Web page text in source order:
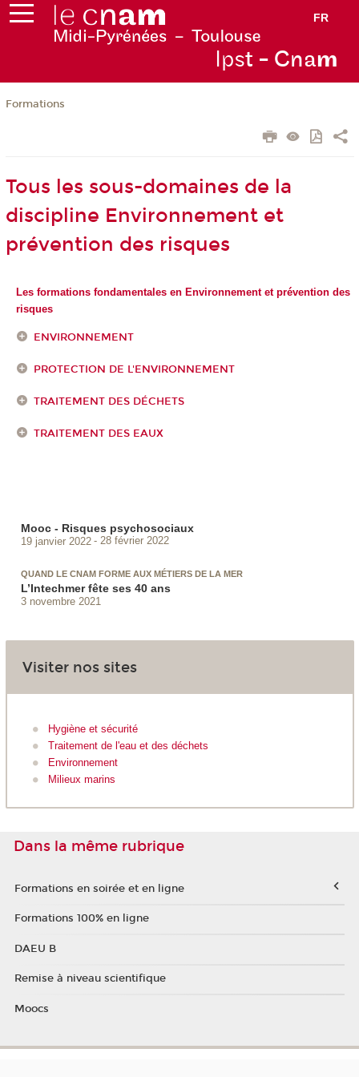
FR
Ipst - Cnam
Formations
Tous les sous-domaines de la
discipline Environnement et
prévention des risques
Les formations fondamentales en Environnement et prévention des
risques
ENVIRONNEMENT
PROTECTION DE L'ENVIRONNEMENT
TRAITEMENT DES DÉCHETS
TRAITEMENT DES EAUX
Mooc - Risques psychosociaux
19 janvier 2022 28 février 2022
QUAND LE CNAM FORME AUX MÉTIERS DE LA MER
L’Intechmer fête ses 40 ans
3 novembre 2021
Visiter nos sites
Hygiène et sécurité
Traitement de l'eau et des déchets
Environnement
Milieux marins
Dans la même rubrique
Formations en soirée et en ligne
Formations 100% en ligne
DAEU B
Remise à niveau scientifique
Moocs